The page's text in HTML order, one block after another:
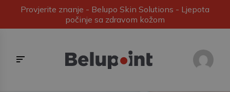
Provjerite znanje - Belupo Skin Solutions - Ljepota
počinje sa zdravom kožom